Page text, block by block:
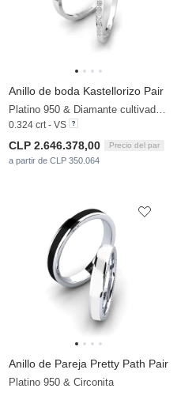
Anillo de boda Kastellorizo Pair
Platino 950 & Diamante cultivado en laboratorio
0.324 crt - VS
CLP 2.646.378,00 Precio del par
a partir de CLP 350.064
Anillo de Pareja Pretty Path Pair
Platino 950 & Circonita